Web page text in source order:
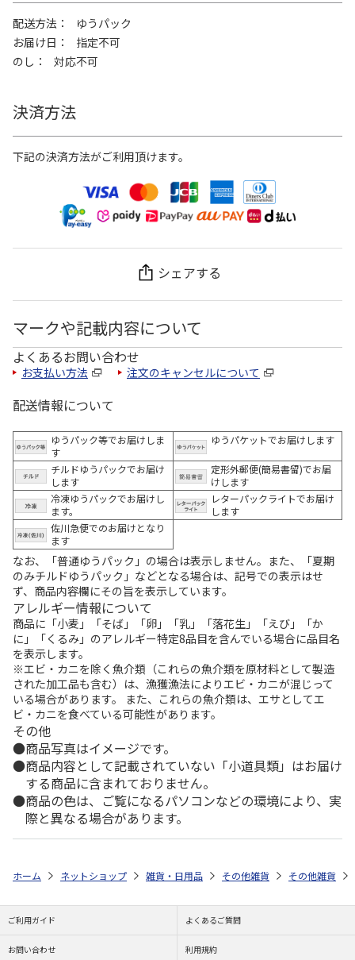
配送方法
ゆうパック
お届け日
指定不可
のし
対応不可
決済方法
下記の決済方法がご利用頂けます。
シェアする
マークや記載内容について
よくあるお問い合わせ
お支払い方法 注文のキャンセルについて
配送情報について
ゆうパック等でお届けしま
す
ゆうパケットでお届けします
チルドゆうパックでお届け
します
定形外郵便(簡易書留)でお届
けします
冷凍ゆうパックでお届けし
ます。
レターパックライトでお届け
します
佐川急便でのお届けとなり
ます
なお、「普通ゆうパック」の場合は表示しません。また、「夏期
のみチルドゆうパック」などとなる場合は、記号での表示はせ
ず、商品内容欄にその旨を表示しています。
アレルギー情報について
商品に「小麦」「そば」「卵」「乳」「落花生」「えび」「か
に」「くるみ」のアレルギー特定8品目を含んでいる場合に品目名
を表示します。
※エビ・カニを除く魚介類（これらの魚介類を原材料として製造
された加工品も含む）は、漁獲漁法によりエビ・カニが混じって
いる場合があります。 また、これらの魚介類は、エサとしてエ
ビ・カニを食べている可能性があります。
その他
商品写真はイメージです。
商品内容として記載されていない「小道具類」はお届け
する商品に含まれておりません。
商品の色は、ご覧になるパソコンなどの環境により、実
際と異なる場合があります。
ホーム ネットショップ 雑貨・日用品 その他雑貨 その他雑貨
ご利用ガイド よくあるご質問
お問い合わせ 利用規約